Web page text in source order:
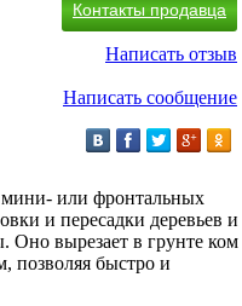
Контакты продавца
Написать отзыв
Написать сообщение
мини- или фронтальных
и пересадки деревьев и
Оно вырезает в грунте ком
позволяя быстро и